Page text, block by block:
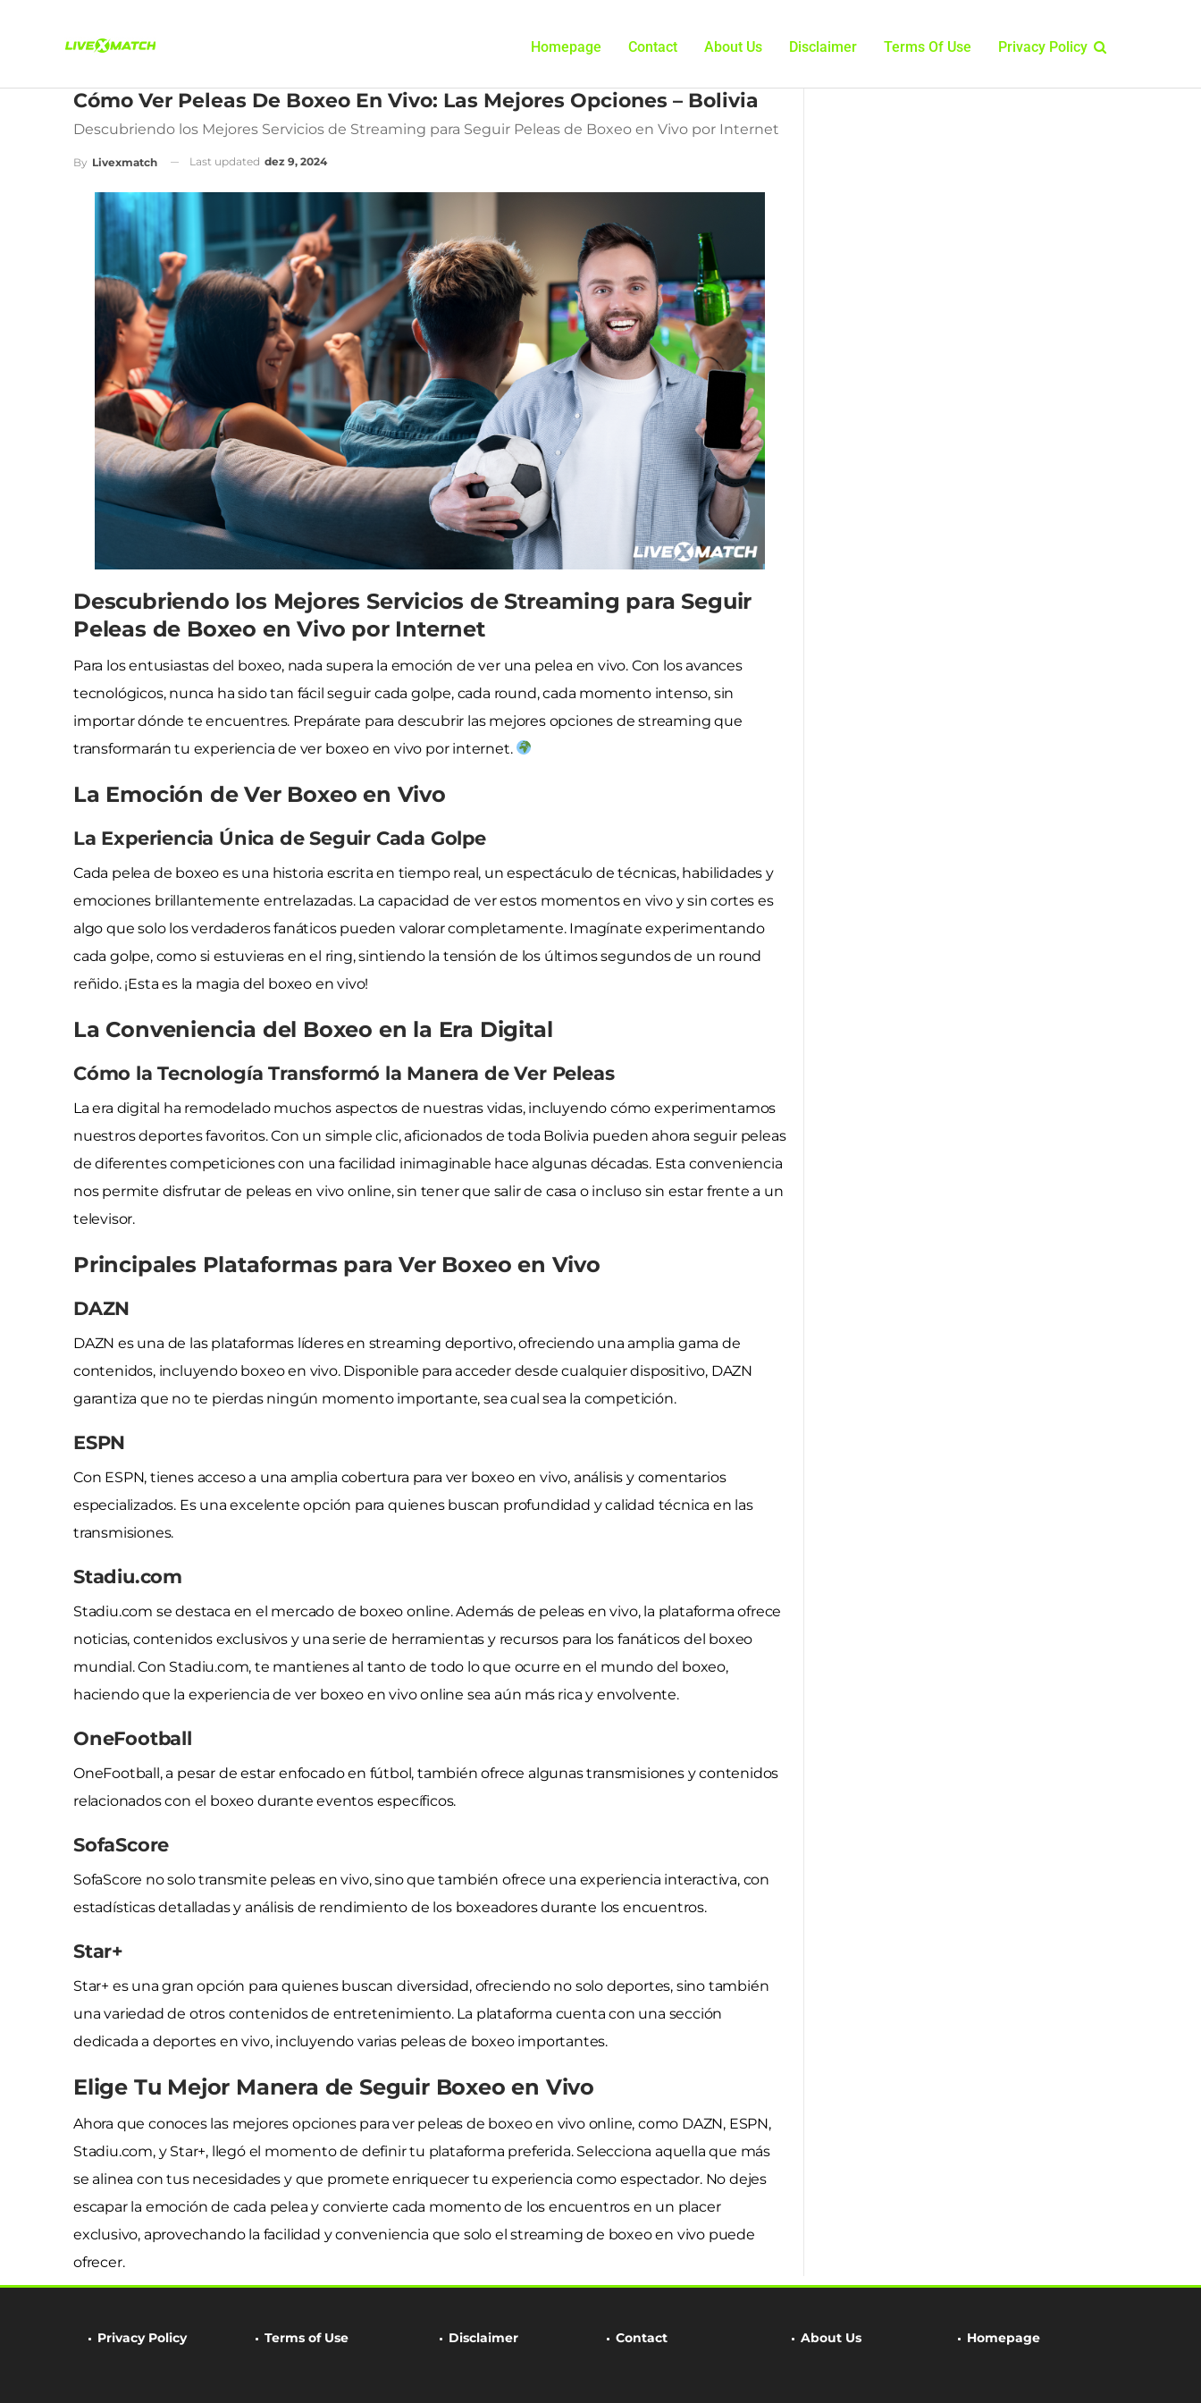
Homepage Contact About Us Disclaimer Terms Of Use Privacy Policy
Cómo Ver Peleas De Boxeo En Vivo: Las Mejores Opciones – Bolivia
Descubriendo los Mejores Servicios de Streaming para Seguir Peleas de Boxeo en Vivo por Internet
By Livexmatch Last updated dez 9, 2024
Descubriendo los Mejores Servicios de Streaming para Seguir
Peleas de Boxeo en Vivo por Internet
Para los entusiastas del boxeo, nada supera la emoción de ver una pelea en vivo. Con los avances
tecnológicos, nunca ha sido tan fácil seguir cada golpe, cada round, cada momento intenso, sin
importar dónde te encuentres. Prepárate para descubrir las mejores opciones de streaming que
transformarán tu experiencia de ver boxeo en vivo por internet.
La Emoción de Ver Boxeo en Vivo
La Experiencia Única de Seguir Cada Golpe
Cada pelea de boxeo es una historia escrita en tiempo real, un espectáculo de técnicas, habilidades y
emociones brillantemente entrelazadas. La capacidad de ver estos momentos en vivo y sin cortes es
algo que solo los verdaderos fanáticos pueden valorar completamente. Imagínate experimentando
cada golpe, como si estuvieras en el ring, sintiendo la tensión de los últimos segundos de un round
reñido. ¡Esta es la magia del boxeo en vivo!
La Conveniencia del Boxeo en la Era Digital
Cómo la Tecnología Transformó la Manera de Ver Peleas
La era digital ha remodelado muchos aspectos de nuestras vidas, incluyendo cómo experimentamos
nuestros deportes favoritos. Con un simple clic, aficionados de toda Bolivia pueden ahora seguir peleas
de diferentes competiciones con una facilidad inimaginable hace algunas décadas. Esta conveniencia
nos permite disfrutar de peleas en vivo online, sin tener que salir de casa o incluso sin estar frente a un
televisor.
Principales Plataformas para Ver Boxeo en Vivo
DAZN
DAZN es una de las plataformas líderes en streaming deportivo, ofreciendo una amplia gama de
contenidos, incluyendo boxeo en vivo. Disponible para acceder desde cualquier dispositivo, DAZN
garantiza que no te pierdas ningún momento importante, sea cual sea la competición.
ESPN
Con ESPN, tienes acceso a una amplia cobertura para ver boxeo en vivo, análisis y comentarios
especializados. Es una excelente opción para quienes buscan profundidad y calidad técnica en las
transmisiones.
Stadiu.com
Stadiu.com se destaca en el mercado de boxeo online. Además de peleas en vivo, la plataforma ofrece
noticias, contenidos exclusivos y una serie de herramientas y recursos para los fanáticos del boxeo
mundial. Con Stadiu.com, te mantienes al tanto de todo lo que ocurre en el mundo del boxeo,
haciendo que la experiencia de ver boxeo en vivo online sea aún más rica y envolvente.
OneFootball
OneFootball, a pesar de estar enfocado en fútbol, también ofrece algunas transmisiones y contenidos
relacionados con el boxeo durante eventos específicos.
SofaScore
SofaScore no solo transmite peleas en vivo, sino que también ofrece una experiencia interactiva, con
estadísticas detalladas y análisis de rendimiento de los boxeadores durante los encuentros.
Star+
Star+ es una gran opción para quienes buscan diversidad, ofreciendo no solo deportes, sino también
una variedad de otros contenidos de entretenimiento. La plataforma cuenta con una sección
dedicada a deportes en vivo, incluyendo varias peleas de boxeo importantes.
Elige Tu Mejor Manera de Seguir Boxeo en Vivo
Ahora que conoces las mejores opciones para ver peleas de boxeo en vivo online, como DAZN, ESPN,
Stadiu.com, y Star+, llegó el momento de definir tu plataforma preferida. Selecciona aquella que más
se alinea con tus necesidades y que promete enriquecer tu experiencia como espectador. No dejes
escapar la emoción de cada pelea y convierte cada momento de los encuentros en un placer
exclusivo, aprovechando la facilidad y conveniencia que solo el streaming de boxeo en vivo puede
ofrecer.
Privacy Policy Terms of Use Disclaimer Contact About Us Homepage